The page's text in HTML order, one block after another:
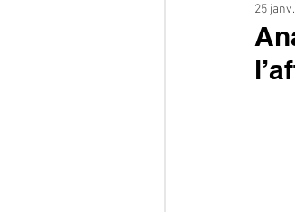
Interviews
25 janv.